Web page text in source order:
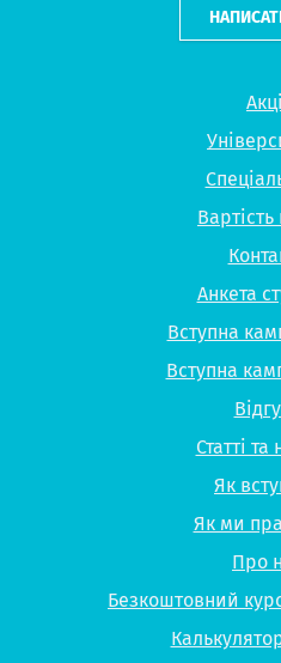
Вартість
Анкета
Вступна
Вступна
Статті
Як
Як ми
Про
Безкоштовний